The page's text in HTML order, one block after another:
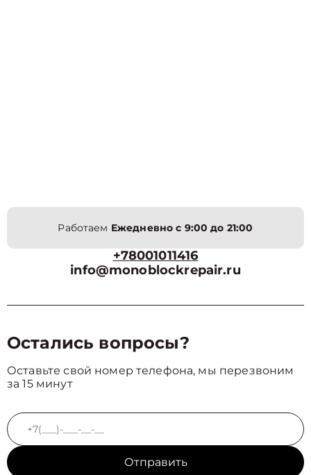
Работаем Ежедневно с 9:00 до 21:00
+78001011416
info@monoblockrepair.ru
Остались вопросы?
Оставьте свой номер телефона, мы перезвоним
за 15 минут
Отправить